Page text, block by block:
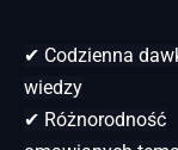
✔ Codzienna
wiedzy
✔ Różnorodność